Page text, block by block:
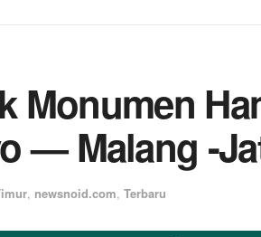
Monumen
— Malang -
, newsnoid.com, Terbaru